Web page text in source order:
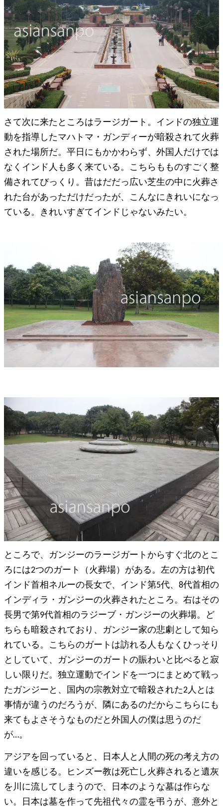
さて次に来たところはラージガート。インドの独立運
動を指導したマハトマ・ガンディーが暗殺されて火葬
された場所だ。平日にもかかわらず、外国人だけでは
なくインド人も多く来ている。こちらもものすごく整
備されてびっくり。昔はだだっ広い芝生の中に火葬さ
れた台があっただけだったが、こんなにきれいになっ
ている。きれいすぎてインドじゃないみたい。
ところで、ガンジーのラージガートからすぐ北のとこ
ろには2つのガート（火葬場）がある。左の方は初代
インド首相ネルーの長女で、インド第5代、8代首相の
インディラ・ガンジーの火葬されたところ。右はその
長男で第9代首相のラジーブ・ガンジーの火葬場。ど
ちらも暗殺されており、ガンジー家の悲劇として知ら
れている。こちらのガートは訪れる人もなくひっそり
としていて、ガンジーのガートの賑わいと比べると寂
しい限りだ。独立運動でインドを一つにまとめて戦っ
たガンジーと、国内の宗教対立で暗殺された2人とは
事情が違うのだろうが、隣にあるのだからこちらにも
来てもよさそうなものだと外国人の僕は思うのだ
が…。
アジアを回っていると、日本人と人間の死の考え方の
違いを感じる。ヒンズー教は死亡し火葬されると遺灰
を川に流してしまうので、日本のような墓は作らな
い。日本は墓を作って先祖代々の霊を弔うが、意外と